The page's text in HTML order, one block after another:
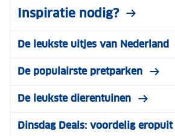
Inspiratie nodig?
De leukste uitjes van Nederland
De populairste pretparken
De leukste dierentuinen
Dinsdag Deals: voordelig eropuit